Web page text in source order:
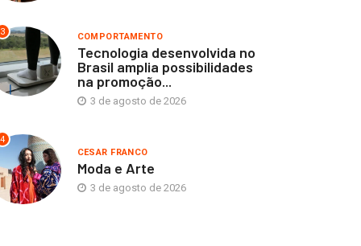
3 COMPORTAMENTO
Tecnologia desenvolvida no
Brasil amplia possibilidades
na promoção...
3 de agosto de 2026
4
CESAR FRANCO
Moda e Arte
3 de agosto de 2026